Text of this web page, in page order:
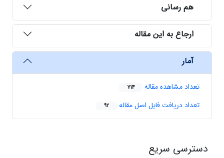
هم رسانی
ارجاع به این مقاله
آمار
تعداد مشاهده مقاله 714
تعداد دریافت فایل اصل مقاله 92
دسترسی سریع